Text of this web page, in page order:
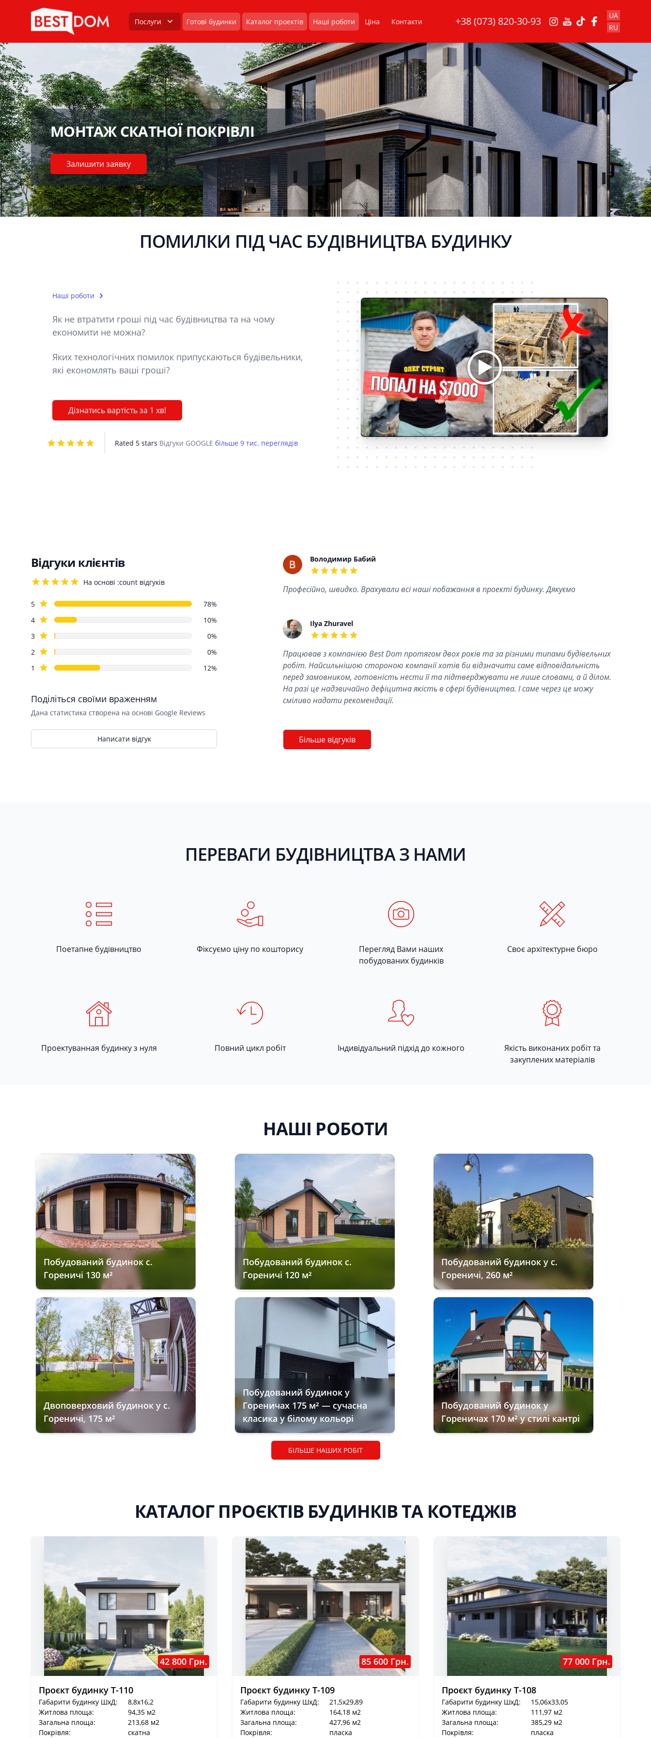
Послуги Готові будинки Каталог проектів Наші роботи Ціна Контакти +38 (073) 820-30-93
UA
RU
МОНТАЖ СКАТНОЇ ПОКРІВЛІ
Залишити заявку
ПОМИЛКИ ПІД ЧАС БУДІВНИЦТВА БУДИНКУ
Наші роботи
Як не втратити гроші під час будівництва та на чому
економити не можна?
Яких технологічних помилок припускаються будівельники,
які економлять ваші гроші?
Дізнатись вартість за 1 хв!
Rated 5 stars Відгуки GOOGLE більше 9 тис. переглядів
Відгуки клієнтів
На основі :count відгуків
Review data
5star reviews
78%
4star reviews
10%
3star reviews
0%
2 star reviews
0%
1
star reviews 12%
Поділіться своїми враженням
Дана статистика створена на основі Google Reviews
Написати відгук
Recent reviewsВолодимир Бабий
Професійно, швидко. Врахували всі наші побажання в проекті будинку. Дякуємо
Ilya Zhuravel
Працював з компанією Best Dom протягом двох років та за різними типами будівельних
робіт. Найсильнішою стороною компанії хотів би відзначити саме відповідальність
перед замовником, готовність нести її та підтверджувати не лише словами, а й ділом.
На разі це надзвичайно дефіцитна якість в сфері будівництва. І саме через це можу
сміливо надати рекомендації.
Більше відгуків
ПЕРЕВАГИ БУДІВНИЦТВА З НАМИ
Поетапне будівництво Фіксуємо ціну по кошторису
Перегляд Вами наших
побудованих будинків
Своє архітектурне бюро
Проектуванная будинку з нуля Повний цикл робіт Індивідуальний підхід до кожного
Якість виконаних робіт та
закуплених матеріалів
НАШІ РОБОТИ
Побудований будинок с.
Гореничі 130 м²
Побудований будинок с.
Гореничі 120 м²
Побудований будинок у с.
Гореничі, 260 м²
Двоповерховий будинок у с.
Гореничі, 175 м²
Побудований будинок у
Гореничах 175 м² — сучасна
класика у білому кольорі
Побудований будинок у
Гореничах 170 м² у стилі кантрі
БІЛЬШЕ НАШИХ РОБІТ
КАТАЛОГ ПРОЄКТІВ БУДИНКІВ ТА КОТЕДЖІВ
42 800 Грн.
Проєкт будинку Т-110
Габарити будинку ШхД:
8,8x16,2
Житлова площа:
94,35 м2
Загальна площа:
213,68 м2
Покрівля:
скатна
85 600 Грн.
Проєкт будинку Т-109
Габарити будинку ШхД:
21,5x29,89
Житлова площа:
164,18 м2
Загальна площа:
427,96 м2
Покрівля:
пласка
77 000 Грн.
Проєкт будинку Т-108
Габарити будинку ШхД:
15,06x33,05
Житлова площа:
111,97 м2
Загальна площа:
385,29 м2
Покрівля:
пласка